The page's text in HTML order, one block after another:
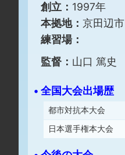
創立： 1997年
本拠地： 京田辺市
練習場：
監督： 山口 篤史
• 全国大会出場歴
都市対抗本大会
日本選手権本大会